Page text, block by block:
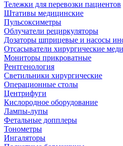
Тележки для перевозки пациентов
Штативы медицинские
Пульсоксиметры
Облучатели рециркуляторы
Дозаторы шприцевые и насосы
Отсасыватели хирургические
Мониторы прикроватные
Рентгенология
Светильники хирургические
Операционные столы
Центрифуги
Кислородное оборудование
Лампы-лупы
Фетальные допплеры
Тонометры
Ингаляторы